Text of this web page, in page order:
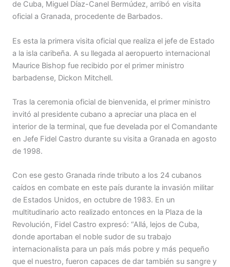
de Cuba, Miguel Díaz-Canel Bermúdez, arribó en visita
oficial a Granada, procedente de Barbados.
Es esta la primera visita oficial que realiza el jefe de Estado
a la isla caribeña. A su llegada al aeropuerto internacional
Maurice Bishop fue recibido por el primer ministro
barbadense, Dickon Mitchell.
Tras la ceremonia oficial de bienvenida, el primer ministro
invitó al presidente cubano a apreciar una placa en el
interior de la terminal, que fue develada por el Comandante
en Jefe Fidel Castro durante su visita a Granada en agosto
de 1998.
Con ese gesto Granada rinde tributo a los 24 cubanos
caídos en combate en este país durante la invasión militar
de Estados Unidos, en octubre de 1983. En un
multitudinario acto realizado entonces en la Plaza de la
Revolución, Fidel Castro expresó: “Allá, lejos de Cuba,
donde aportaban el noble sudor de su trabajo
internacionalista para un país más pobre y más pequeño
que el nuestro, fueron capaces de dar también su sangre y